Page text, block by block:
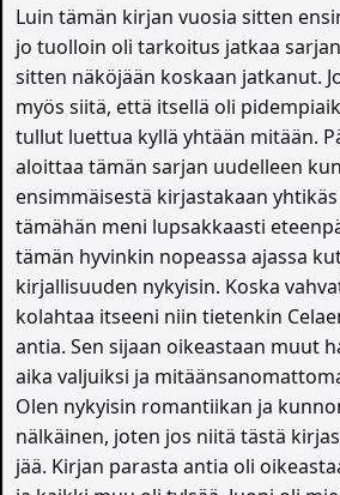
Luin tämän kirjan vuosia sitten
jo tuolloin oli tarkoitus jatkaa
sitten näköjään koskaan jatkanut.
myös siitä, että itsellä oli
tullut luettua kyllä yhtään mitään.
aloittaa tämän sarjan uudelleen
ensimmäisestä kirjastakaan
tämähän meni lupsakkaasti
tämän hyvinkin nopeassa ajassa
kirjallisuuden nykyisin. Koska
kolahtaa itseeni niin tietenkin
antia. Sen sijaan oikeastaan muut
aika valjuiksi ja
Olen nykyisin romantiikan ja
nälkäinen, joten jos niitä tästä
jää. Kirjan parasta antia oli